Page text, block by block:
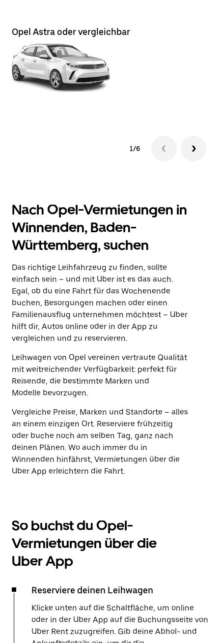
Opel Astra oder vergleichbar
1/6
Nach Opel-Vermietungen in
Winnenden, Baden-
Württemberg, suchen
Das richtige Leihfahrzeug zu finden, sollte
einfach sein – und mit Uber ist es das auch.
Egal, ob du eine Fahrt für das Wochenende
buchen, Besorgungen machen oder einen
Familienausflug unternehmen möchtest – Uber
hilft dir, Autos online oder in der App zu
vergleichen und zu reservieren.
Leihwagen von Opel vereinen vertraute Qualität
mit weitreichender Verfügbarkeit: perfekt für
Reisende, die bestimmte Marken und
Modelle bevorzugen.
Vergleiche Preise, Marken und Standorte – alles
an einem einzigen Ort. Reserviere frühzeitig
oder buche noch am selben Tag, ganz nach
deinen Plänen. Wo auch immer du in
Winnenden hinfährst, Vermietungen über die
Uber App erleichtern die Fahrt.
So buchst du Opel-
Vermietungen über die
Uber App
Reserviere deinen Leihwagen
Klicke unten auf die Schaltfläche, um online
oder in der Uber App auf die Buchungsseite von
Uber Rent zuzugreifen. Gib deine Abhol- und